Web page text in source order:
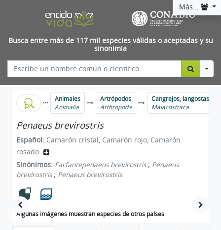
Más...
Busca entre más de 117 mil especies válidas o aceptadas y su
sinonimia
Animales
Animalia
Artrópodos
Arthropoda
Cangrejos, langostas,
Malacostraca
Penaeus brevirostris
Español: Camarón cristal, Camarón rojo, Camarón
rosado
...
Sinónimos: Farfantepenaeus brevirostris ; Penaeus
brevirostris ; Penaeus brevirostris
Algunas imágenes muestran especies de otros países